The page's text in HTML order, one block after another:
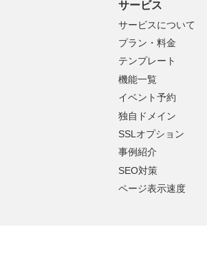
サービス
サービスについて
プラン・料金
テンプレート
機能一覧
イベント予約
独自ドメイン
SSLオプション
事例紹介
SEO対策
ページ表示速度